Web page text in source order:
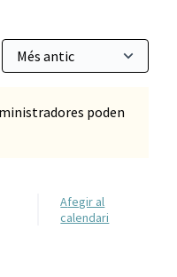
poden
Afegir al
calendari